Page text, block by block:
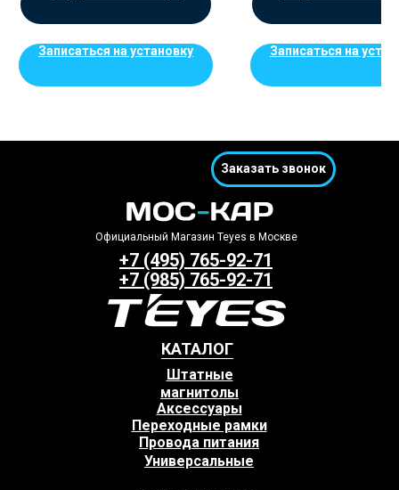
Записаться на установку Записаться на
КАТАЛОГ
+7 (495) 765-92-71
+7 (985) 765-92-71
Аксессуары
Провода питания
Штатные
магнитолы
Переходные рамки
Заказать звонок
Официальный Магазин Teyes в Москве
Универсальные